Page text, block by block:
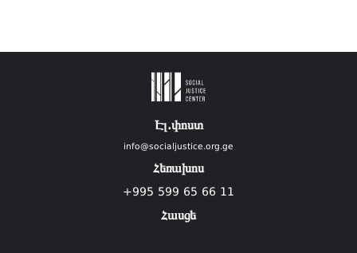
Էլ.փոստ
info@socialjustice.org.ge
Հեռախոս
+995 599 65 66 11
Հասցե